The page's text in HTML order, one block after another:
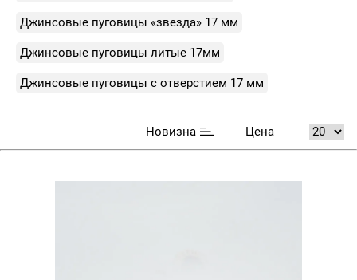
Джинсовые пуговицы «звезда» 17 мм
Джинсовые пуговицы литые 17мм
Джинсовые пуговицы с отверстием 17 мм
Новизна Цена